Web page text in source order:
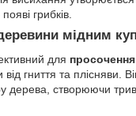
грибків.
мідним
для
від гниття та плісняви.
дерева, створюючи